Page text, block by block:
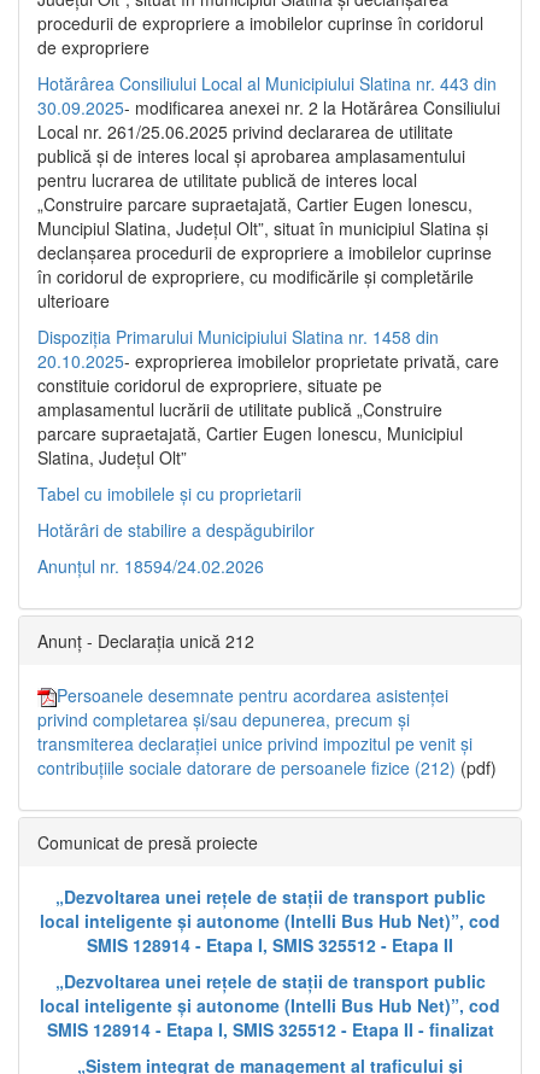
procedurii de expropriere a imobilelor cuprinse în coridorul
de expropriere
Hotărârea Consiliului Local al Municipiului Slatina nr. 443 din
30.09.2025- modificarea anexei nr. 2 la Hotărârea Consiliului
Local nr. 261/25.06.2025 privind declararea de utilitate
publică şi de interes local şi aprobarea amplasamentului
pentru lucrarea de utilitate publică de interes local
„Construire parcare supraetajată, Cartier Eugen Ionescu,
Muncipiul Slatina, Judeţul Olt”, situat în municipiul Slatina şi
declanşarea procedurii de expropriere a imobilelor cuprinse
în coridorul de expropriere, cu modificările şi completările
ulterioare
Dispoziția Primarului Municipiului Slatina nr. 1458 din
20.10.2025- exproprierea imobilelor proprietate privată, care
constituie coridorul de expropriere, situate pe
amplasamentul lucrării de utilitate publică „Construire
parcare supraetajată, Cartier Eugen Ionescu, Municipiul
Slatina, Județul Olt”
Tabel cu imobilele și cu proprietarii
Hotărâri de stabilire a despăgubirilor
Anunțul nr. 18594/24.02.2026
Anunț - Declarația unică 212
Persoanele desemnate pentru acordarea asistenței
privind completarea și/sau depunerea, precum și
transmiterea declarației unice privind impozitul pe venit și
contribuțiile sociale datorare de persoanele fizice (212) (pdf)
Comunicat de presă proiecte
„Dezvoltarea unei rețele de stații de transport public
local inteligente și autonome (Intelli Bus Hub Net)”, cod
SMIS 128914 - Etapa I, SMIS 325512 - Etapa II
„Dezvoltarea unei rețele de stații de transport public
local inteligente și autonome (Intelli Bus Hub Net)”, cod
SMIS 128914 - Etapa I, SMIS 325512 - Etapa II - finalizat
„Sistem integrat de management al traficului și